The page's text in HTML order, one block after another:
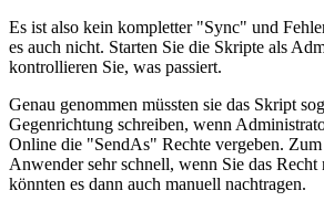
Es ist also kein kompletter "Sync" und
es auch nicht. Starten Sie die Skripte als
kontrollieren Sie, was passiert.
Genau genommen müssten sie das Skript
Gegenrichtung schreiben, wenn
Online die "SendAs" Rechte vergeben.
Anwender sehr schnell, wenn Sie das Recht
könnten es dann auch manuell nachtragen.